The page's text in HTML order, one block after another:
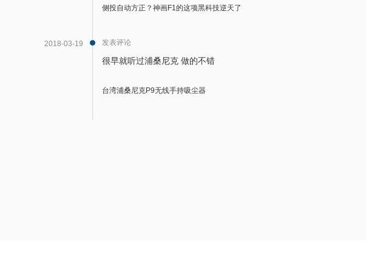
侧投自动方正？神画F1的这项黑科技逆天了
2018-03-19 发表评论
很早就听过浦桑尼克 做的不错
台湾浦桑尼克P9无线手持吸尘器